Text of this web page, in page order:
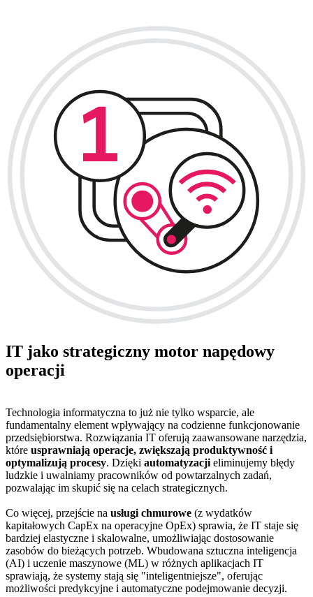
IT jako strategiczny motor napędowy
operacji
Technologia informatyczna to już nie tylko wsparcie, ale
fundamentalny element wpływający na codzienne funkcjonowanie
przedsiębiorstwa. Rozwiązania IT oferują zaawansowane narzędzia,
które usprawniają operacje, zwiększają produktywność i
optymalizują procesy. Dzięki automatyzacji eliminujemy błędy
ludzkie i uwalniamy pracowników od powtarzalnych zadań,
pozwalając im skupić się na celach strategicznych.
Co więcej, przejście na usługi chmurowe (z wydatków
kapitałowych CapEx na operacyjne OpEx) sprawia, że IT staje się
bardziej elastyczne i skalowalne, umożliwiając dostosowanie
zasobów do bieżących potrzeb. Wbudowana sztuczna inteligencja
(AI) i uczenie maszynowe (ML) w różnych aplikacjach IT
sprawiają, że systemy stają się "inteligentniejsze", oferując
możliwości predykcyjne i automatyczne podejmowanie decyzji.